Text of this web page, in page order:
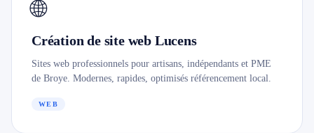
🌐
Création de site web Lucens
Sites web professionnels pour artisans, indépendants et PME
de Broye. Modernes, rapides, optimisés référencement local.
WEB